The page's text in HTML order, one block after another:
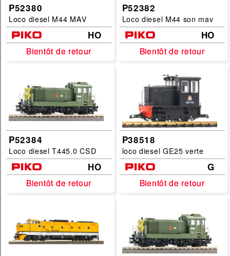
P52380
Loco diesel M44 MAV
HO
Bientôt de retour
Bientôt de retour
P52382
Loco diesel M44 son mav
HO
Bientôt de retour
Bientôt de retour
P52384
Loco diesel T445.0 CSD
HO
Bientôt de retour
Bientôt de retour
P38518
loco diesel GE25 verte
G
Bientôt de retour
Bientôt de retour